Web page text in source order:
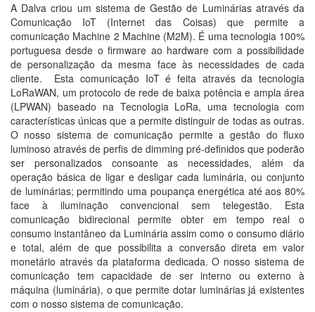
A Dalva criou um sistema de Gestão de Luminárias através da
Comunicação IoT (Internet das Coisas) que permite a
comunicação Machine 2 Machine (M2M). É uma tecnologia 100%
portuguesa desde o firmware ao hardware com a possibilidade
de personalização da mesma face às necessidades de cada
cliente. Esta comunicação IoT é feita através da tecnologia
LoRaWAN, um protocolo de rede de baixa potência e ampla área
(LPWAN) baseado na Tecnologia LoRa, uma tecnologia com
características únicas que a permite distinguir de todas as outras.
O nosso sistema de comunicação permite a gestão do fluxo
luminoso através de perfis de dimming pré-definidos que poderão
ser personalizados consoante as necessidades, além da
operação básica de ligar e desligar cada luminária, ou conjunto
de luminárias; permitindo uma poupança energética até aos 80%
face à iluminação convencional sem telegestão. Esta
comunicação bidirecional permite obter em tempo real o
consumo instantâneo da Luminária assim como o consumo diário
e total, além de que possibilita a conversão direta em valor
monetário através da plataforma dedicada. O nosso sistema de
comunicação tem capacidade de ser interno ou externo à
máquina (luminária), o que permite dotar luminárias já existentes
com o nosso sistema de comunicação.